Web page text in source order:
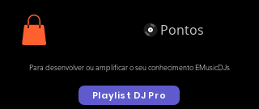
Pontos
Para desenvolver ou amplificar o seu conhecimento EMusicDJs
Playlist DJ Pro